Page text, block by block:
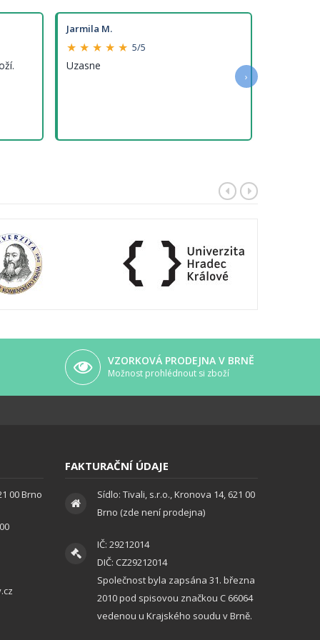
Jarmila M.
★ ★ ★ ★ ★ 5/5
Uzasne
›
VZORKOVÁ PRODEJNA V BRNĚ
Možnost prohlédnout si zboží
00 Brno
FAKTURAČNÍ ÚDAJE
Sídlo: Tivali, s.r.o., Kronova 14, 621 00
Brno (zde není prodejna)
IČ: 29212014
DIČ: CZ29212014
Společnost byla zapsána 31. března
2010 pod spisovou značkou C 66064
vedenou u Krajského soudu v Brně.